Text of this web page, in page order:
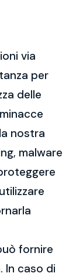
via
per
delle
nostra
malware
fornire
In caso di